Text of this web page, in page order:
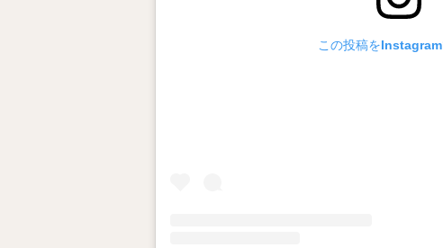
この投稿をInstagram